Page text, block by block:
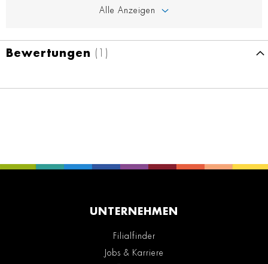
Alle Anzeigen
Bewertungen
UNTERNEHMEN
Filialfinder
Jobs & Karriere